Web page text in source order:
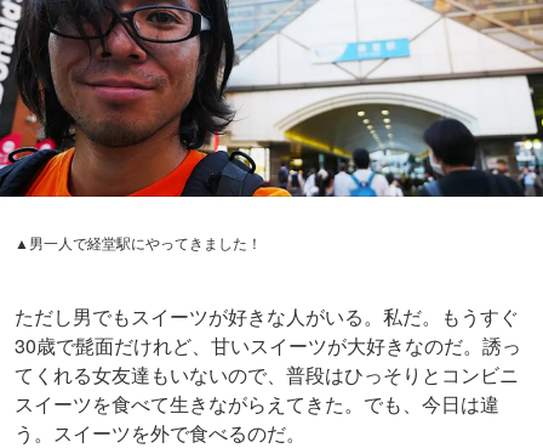
▲男一人で経堂駅にやってきました！
ただし男でもスイーツが好きな人がいる。私だ。もうすぐ
30歳で髭面だけれど、甘いスイーツが大好きなのだ。誘っ
てくれる女友達もいないので、普段はひっそりとコンビニ
スイーツを食べて生きながらえてきた。でも、今日は違
う。スイーツを外で食べるのだ。